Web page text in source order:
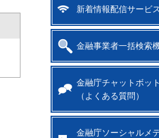
新着情報配信サービス
金融事業者一括検索
金融庁チャットボット
（よくある質問）
金融庁ソーシャルメ